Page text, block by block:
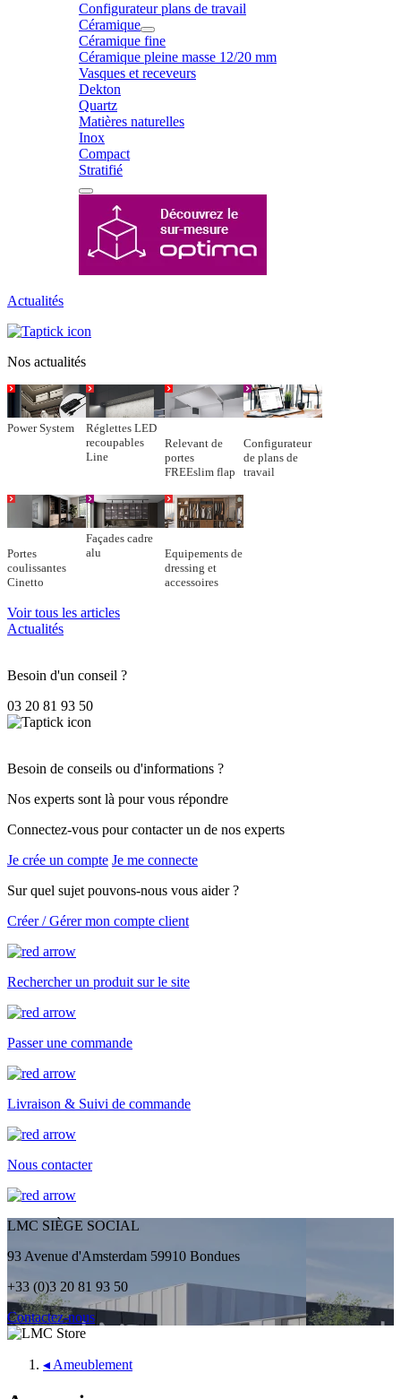
Configurateur plans de travail
Céramique
Céramique fine
Céramique pleine masse 12/20 mm
Vasques et receveurs
Dekton
Quartz
Matières naturelles
Inox
Compact
Stratifié
Actualités
Nos actualités
Power System
Réglettes LED
recoupables
Line
Relevant de
portes
FREEslim flap
Configurateur
de plans de
travail
Portes
coulissantes
Cinetto
Façades cadre
alu
Equipements de
dressing et
accessoires
Voir tous les articles
Actualités
Besoin d'un conseil ?
03 20 81 93 50
Besoin de conseils ou d'informations ?
Nos experts sont là pour vous répondre
Connectez-vous pour contacter un de nos experts
Je crée un compte Je me connecte
Sur quel sujet pouvons-nous vous aider ?
Créer / Gérer mon compte client
Rechercher un produit sur le site
Passer une commande
Livraison & Suivi de commande
Nous contacter
LMC SIÈGE SOCIAL
93 Avenue d'Amsterdam 59910 Bondues
+33 (0)3 20 81 93 50
Contactez-nous
◂ Ameublement